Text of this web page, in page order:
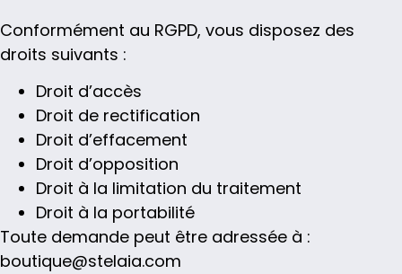
Conformément au RGPD, vous disposez des
droits suivants :
Droit d’accès
Droit de rectification
Droit d’effacement
Droit d’opposition
Droit à la limitation du traitement
Droit à la portabilité
Toute demande peut être adressée à :
boutique@stelaia.com